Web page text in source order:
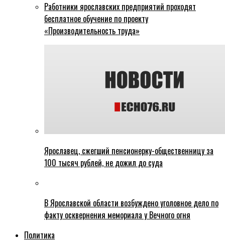
Работники ярославских предприятий проходят
бесплатное обучение по проекту
«Производительность труда»
Ярославец, сжегший пенсионерку-общественницу за
100 тысяч рублей, не дожил до суда
В Ярославской области возбуждено уголовное дело по
факту осквернения мемориала у Вечного огня
Политика